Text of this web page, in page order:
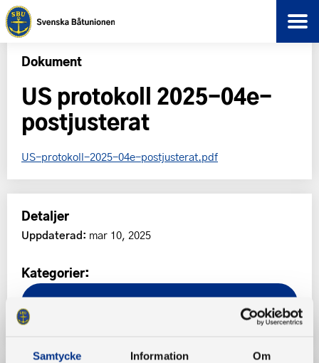
Samtycke Information Om
Dokument
US protokoll 2025-04e-
postjusterat
US-protokoll-2025-04e-postjusterat.pdf
Detaljer
Uppdaterad: mar 10, 2025
Kategorier:
Unionsstyrelsens protokoll